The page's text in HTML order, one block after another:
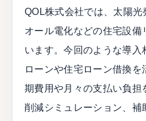
QOL株式会社では、太陽光
オール電化などの住宅設備
います。今回のような導入
ローンや住宅ローン借換
期費用や月々の支払い負担
削減シミュレーション、補